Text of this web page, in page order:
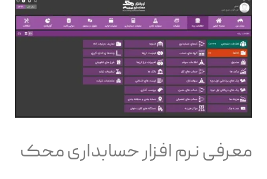
معرفی نرم افزار حسابداری محک